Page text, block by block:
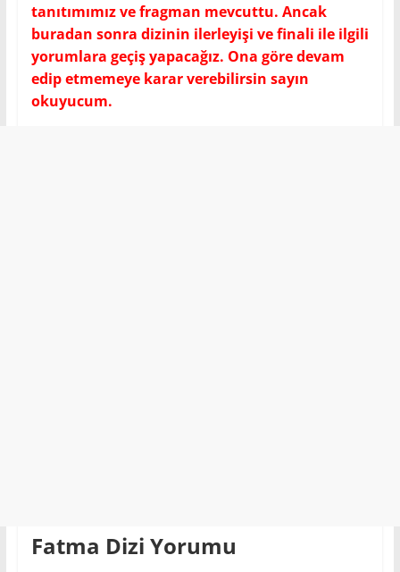
tanıtımımız ve fragman mevcuttu. Ancak
buradan sonra dizinin ilerleyişi ve finali ile ilgili
yorumlara geçiş yapacağız. Ona göre devam
edip etmemeye karar verebilirsin sayın
okuyucum.
Fatma Dizi Yorumu